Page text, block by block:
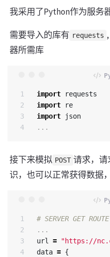
我采用了Python作为服务
需要导入的库有 requests ,
器所需库
1
2
3
import
requests
import
re
import
json
...
接下来模拟 POST 请求，
识，也可以正常获得数据
1
2
3
4
...
url
= "https://
data = {